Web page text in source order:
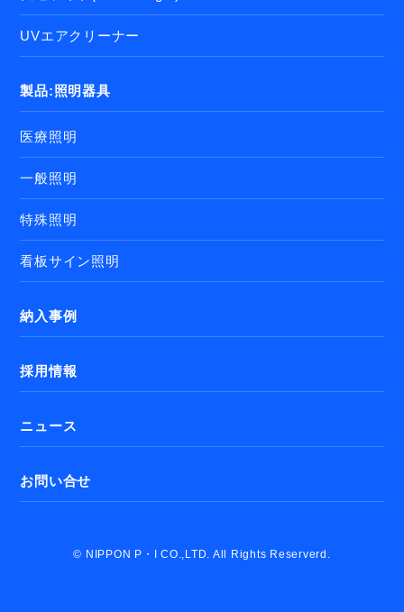
UVエアクリーナー
製品:照明器具
医療照明
一般照明
特殊照明
看板サイン照明
納入事例
採用情報
ニュース
お問い合せ
© NIPPON P・I CO.,LTD. All Rights Reserverd.